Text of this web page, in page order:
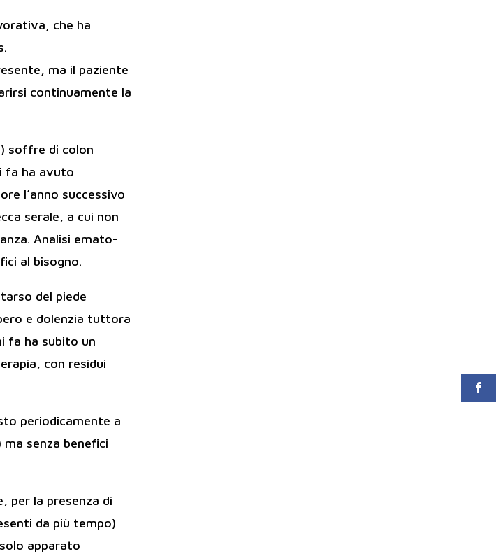
che ha
ma il paziente
continuamente la
soffre di colon
fa ha avuto
l’anno successivo
serale, a cui non
Analisi emato-
al bisogno.
del piede
e dolenzia tuttora
fa ha subito un
con residui
periodicamente a
senza benefici
per la presenza di
da più tempo)
apparato